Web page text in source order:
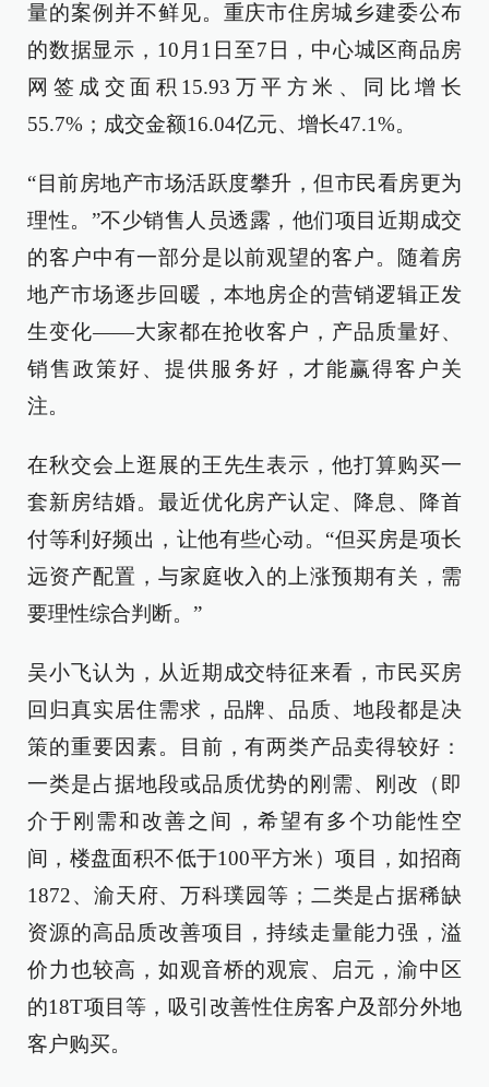
量的案例并不鲜见。重庆市住房城乡建委公布
的数据显示，10月1日至7日，中心城区商品房
网签成交面积15.93万平方米、同比增长
55.7%；成交金额16.04亿元、增长47.1%。
“目前房地产市场活跃度攀升，但市民看房更为
理性。”不少销售人员透露，他们项目近期成交
的客户中有一部分是以前观望的客户。随着房
地产市场逐步回暖，本地房企的营销逻辑正发
生变化——大家都在抢收客户，产品质量好、
销售政策好、提供服务好，才能赢得客户关
注。
在秋交会上逛展的王先生表示，他打算购买一
套新房结婚。最近优化房产认定、降息、降首
付等利好频出，让他有些心动。“但买房是项长
远资产配置，与家庭收入的上涨预期有关，需
要理性综合判断。”
吴小飞认为，从近期成交特征来看，市民买房
回归真实居住需求，品牌、品质、地段都是决
策的重要因素。目前，有两类产品卖得较好：
一类是占据地段或品质优势的刚需、刚改（即
介于刚需和改善之间，希望有多个功能性空
间，楼盘面积不低于100平方米）项目，如招商
1872、渝天府、万科璞园等；二类是占据稀缺
资源的高品质改善项目，持续走量能力强，溢
价力也较高，如观音桥的观宸、启元，渝中区
的18T项目等，吸引改善性住房客户及部分外地
客户购买。